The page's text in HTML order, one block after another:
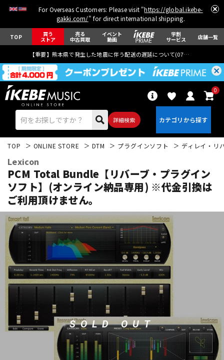
For Overseas Customers: Please visit "https://global.ikebe-
gakki.com/" for direct international shipping.
TOP 買う
ストア
売る
中古買取
イベント
動画
学割
サービス 店舗一覧
【重要】熊本県で発生した地震に伴う配送の遅延について(07月29日
詳細検索
0
エレキギター
ベース ウクレレ
ドラム パーカッション
キーボード
管楽器 その他楽器
TOP ONLINE STORE DTM プラグインソフト ディレイ・リ
Lexicon
PCM Total Bundle【リバーブ・プラグイン
ソフト】(オンライン納品専用) ※代金引換は
ご利用頂けません。
SOLD OUT